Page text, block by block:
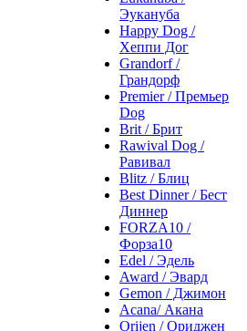
Эукануба
Happy Dog /
Хеппи Дог
Grandorf /
Грандорф
Premier / Премьер
Dog
Brit / Брит
Rawival Dog /
Равивал
Blitz / Блиц
Best Dinner / Бест
Диннер
FORZA10 /
Форза10
Edel / Эдель
Award / Эвард
Gemon / Джимон
Acana/ Акана
Orijen / Ориджен